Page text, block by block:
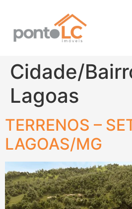
Cidade/
Lagoas
TERRENOS –
LAGOAS/MG